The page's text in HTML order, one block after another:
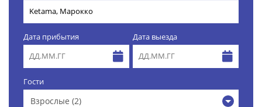
Дата прибытия Дата выезда
Гости
Взрослые (2)